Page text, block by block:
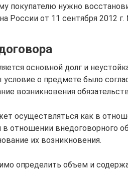
покупателю нужно
России от 11 сентября 2012
основной долг и
условие о предмете было
возникновения
осуществляться как в
в отношении внедоговорного
их возникновения.
определить объем и